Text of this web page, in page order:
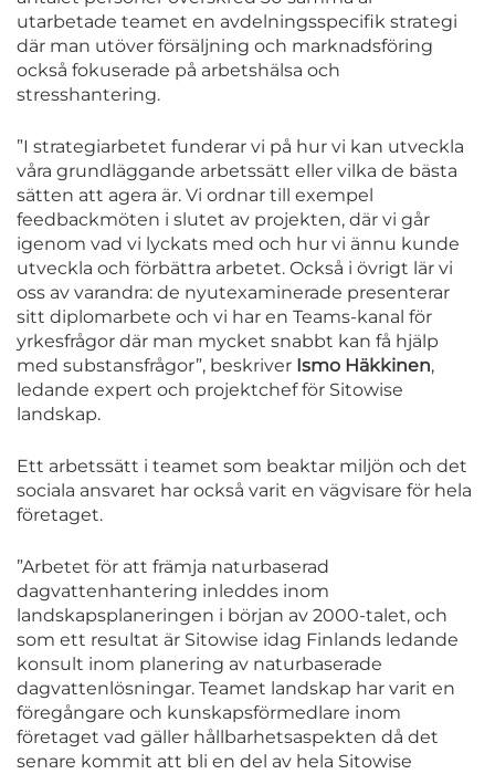
utarbetade teamet en avdelningsspecifik strategi
där man utöver försäljning och marknadsföring
också fokuserade på arbetshälsa och
stresshantering.
”I strategiarbetet funderar vi på hur vi kan utveckla
våra grundläggande arbetssätt eller vilka de bästa
sätten att agera är. Vi ordnar till exempel
feedbackmöten i slutet av projekten, där vi går
igenom vad vi lyckats med och hur vi ännu kunde
utveckla och förbättra arbetet. Också i övrigt lär vi
oss av varandra: de nyutexaminerade presenterar
sitt diplomarbete och vi har en Teams-kanal för
yrkesfrågor där man mycket snabbt kan få hjälp
med substansfrågor”, beskriver Ismo Häkkinen,
ledande expert och projektchef för Sitowise
landskap.
Ett arbetssätt i teamet som beaktar miljön och det
sociala ansvaret har också varit en vägvisare för hela
företaget.
”Arbetet för att främja naturbaserad
dagvattenhantering inleddes inom
landskapsplaneringen i början av 2000-talet, och
som ett resultat är Sitowise idag Finlands ledande
konsult inom planering av naturbaserade
dagvattenlösningar. Teamet landskap har varit en
föregångare och kunskapsförmedlare inom
företaget vad gäller hållbarhetsaspekten då det
senare kommit att bli en del av hela Sitowise